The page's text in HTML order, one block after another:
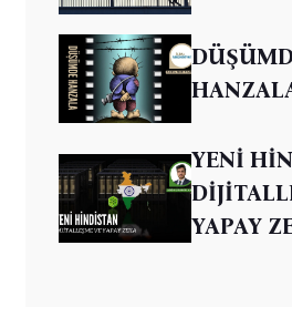
YENİ
YAPAY